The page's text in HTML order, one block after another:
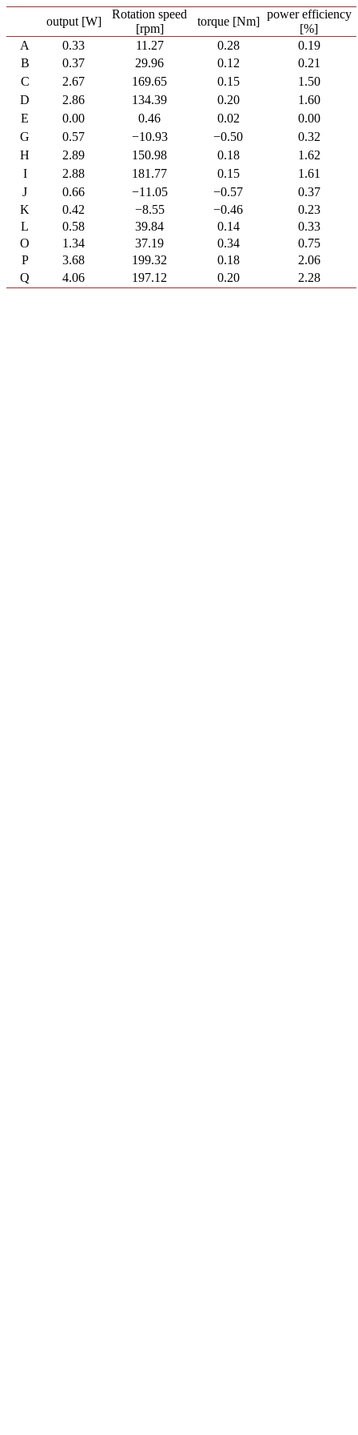
output [W]
Rotation speed
[rpm]
torque [Nm]
power efficiency
[%]
A
0.33 11.27 0.28
0.19
B
0.37 29.96 0.12
0.21
C
2.67 169.65 0.15
1.50
D
2.86 134.39 0.20
1.60
E
0.00 0.46 0.02
0.00
G
0.57 −10.93 −0.50
0.32
H
2.89 150.98 0.18
1.62
I
2.88 181.77 0.15
1.61
J
0.66 −11.05 −0.57
0.37
K
0.42 −8.55 −0.46
0.23
L
0.58 39.84 0.14
0.33
O
1.34 37.19 0.34
0.75
P
3.68 199.32 0.18
2.06
Q
4.06 197.12 0.20 2.28